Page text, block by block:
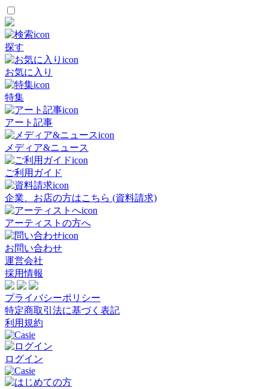
探す
お気に入り
特集
アート記事
メディア&ニュース
ご利用ガイド
企業、お店の方はこちら (資料請求)
アーティストの方へ
お問い合わせ
運営会社
採用情報
プライバシーポリシー
特定商取引法に基づく表記
利用規約
ログイン